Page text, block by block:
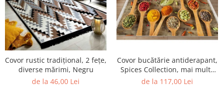
Covor rustic tradițional, 2 fețe,
diverse mărimi, Negru
de la 46,00 Lei
Covor bucătărie antiderapant,
Spices Collection, mai multe
dimensiuni
de la 117,00 Lei